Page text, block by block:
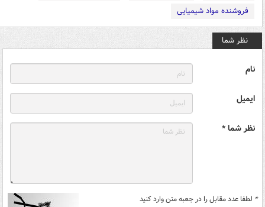
فروشنده مواد شیمیایی
نظر شما
نام
ایمیل
نظر شما *
* لطفا عدد مقابل را در جعبه متن وارد کنید